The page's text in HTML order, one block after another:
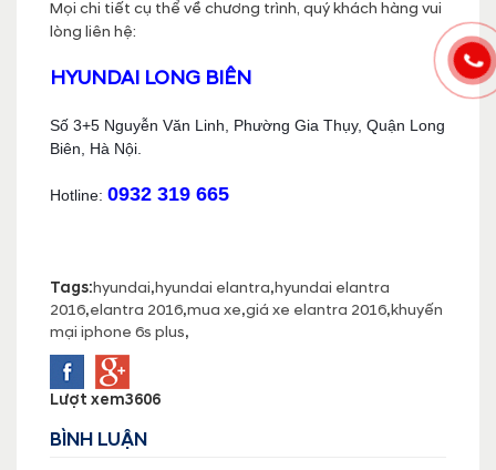
Mọi chi tiết cụ thể về chương trình, quý khách hàng vui
lòng liên hệ:
HYUNDAI LONG BIÊN
Số 3+5 Nguyễn Văn Linh, Phường Gia Thụy, Quận Long
Biên, Hà Nội.
Hotline: 0932 319 665
Tags:hyundai,hyundai elantra,hyundai elantra
2016,elantra 2016,mua xe,giá xe elantra 2016,khuyến
mại iphone 6s plus,
Lượt xem3606
BÌNH LUẬN